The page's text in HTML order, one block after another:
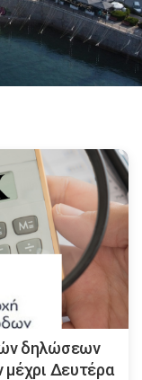
δηλώσεων
Δευτέρα